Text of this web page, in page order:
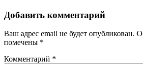
Добавить комментарий
Ваш адрес email не будет опубликован.
помечены *
Комментарий *